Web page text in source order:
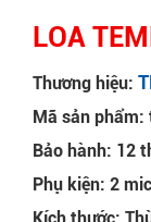
LOA
Thương hiệu:
Mã sản
Bảo hành: 12
Phụ kiện: 2
Kích thước: